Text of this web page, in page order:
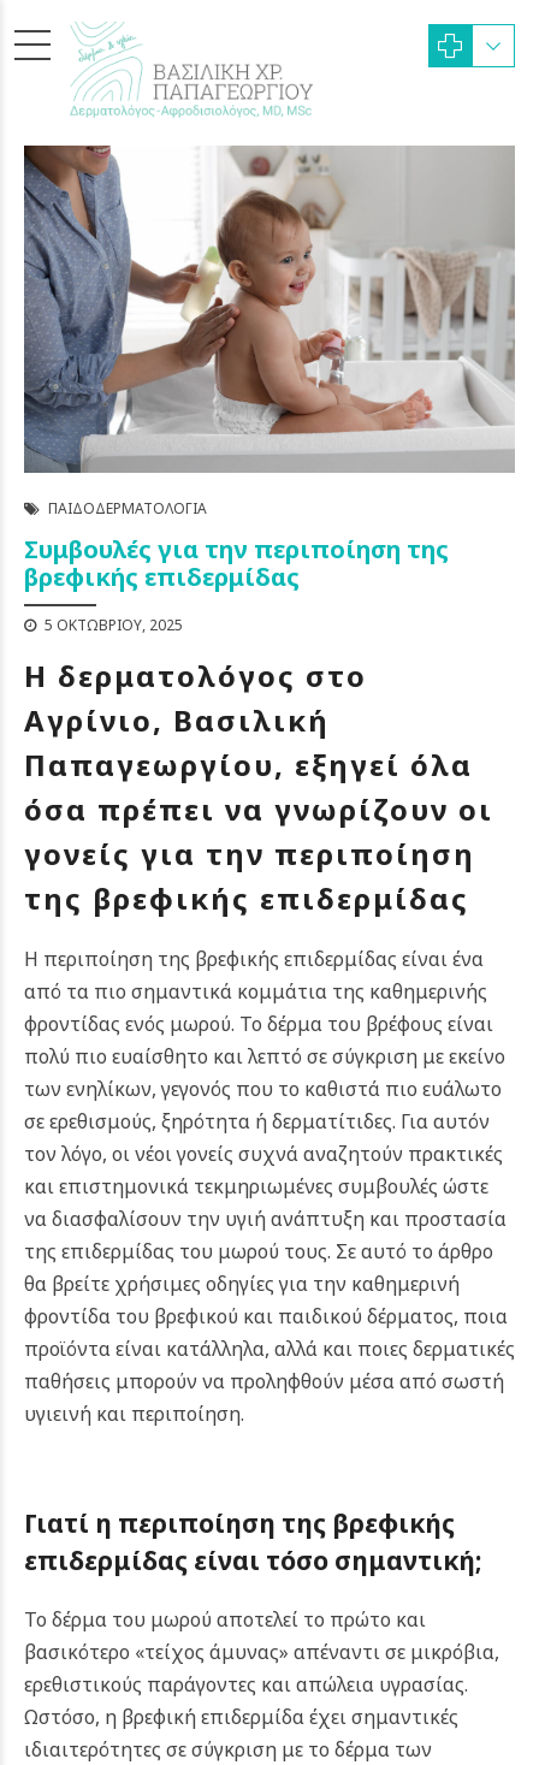
ΠΑΙΔΟΔΕΡΜΑΤΟΛΟΓΊΑ
Συμβουλές για την περιποίηση της
βρεφικής επιδερμίδας
5 ΟΚΤΩΒΡΊΟΥ, 2025
Η δερματολόγος στο
Αγρίνιο, Βασιλική
Παπαγεωργίου, εξηγεί όλα
όσα πρέπει να γνωρίζουν οι
γονείς για την περιποίηση
της βρεφικής επιδερμίδας
Η περιποίηση της βρεφικής επιδερμίδας είναι ένα
από τα πιο σημαντικά κομμάτια της καθημερινής
φροντίδας ενός μωρού. Το δέρμα του βρέφους είναι
πολύ πιο ευαίσθητο και λεπτό σε σύγκριση με εκείνο
των ενηλίκων, γεγονός που το καθιστά πιο ευάλωτο
σε ερεθισμούς, ξηρότητα ή δερματίτιδες. Για αυτόν
τον λόγο, οι νέοι γονείς συχνά αναζητούν πρακτικές
και επιστημονικά τεκμηριωμένες συμβουλές ώστε
να διασφαλίσουν την υγιή ανάπτυξη και προστασία
της επιδερμίδας του μωρού τους. Σε αυτό το άρθρο
θα βρείτε χρήσιμες οδηγίες για την καθημερινή
φροντίδα του βρεφικού και παιδικού δέρματος, ποια
προϊόντα είναι κατάλληλα, αλλά και ποιες δερματικές
παθήσεις μπορούν να προληφθούν μέσα από σωστή
υγιεινή και περιποίηση.
Γιατί η περιποίηση της βρεφικής
επιδερμίδας είναι τόσο σημαντική;
Το δέρμα του μωρού αποτελεί το πρώτο και
βασικότερο «τείχος άμυνας» απέναντι σε μικρόβια,
ερεθιστικούς παράγοντες και απώλεια υγρασίας.
Ωστόσο, η βρεφική επιδερμίδα έχει σημαντικές
ιδιαιτερότητες σε σύγκριση με το δέρμα των